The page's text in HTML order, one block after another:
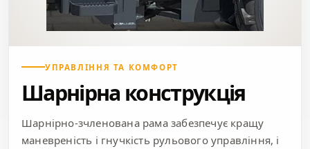
УПРАВЛІННЯ ТА КОМФОРТ
Шарнірна конструкція
Шарнірно-зчленована рама забезпечує кращу
маневреність і гнучкість рульового управління, і